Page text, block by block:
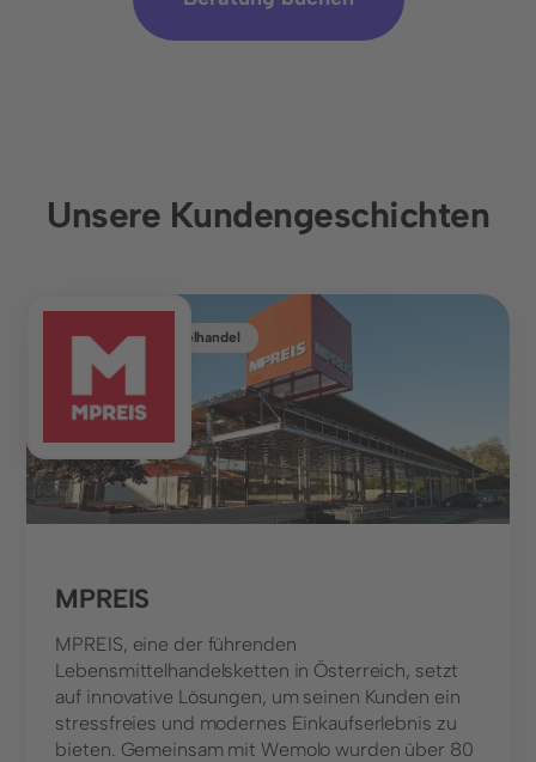
Unsere Kundengeschichten
Lebensmitteleinzelhandel
MPREIS
MPREIS, eine der führenden
Lebensmittelhandelsketten in Österreich, setzt
auf innovative Lösungen, um seinen Kunden ein
stressfreies und modernes Einkaufserlebnis zu
bieten. Gemeinsam mit Wemolo wurden über 80